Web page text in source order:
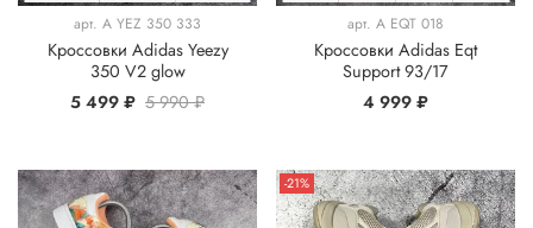
арт. A YEZ 350 333
Кроссовки Adidas Yeezy
350 V2 glow
5 499 ₽ 5 990 ₽
арт. A EQT 018
Кроссовки Adidas Eqt
Support 93/17
4 999 ₽
-21%